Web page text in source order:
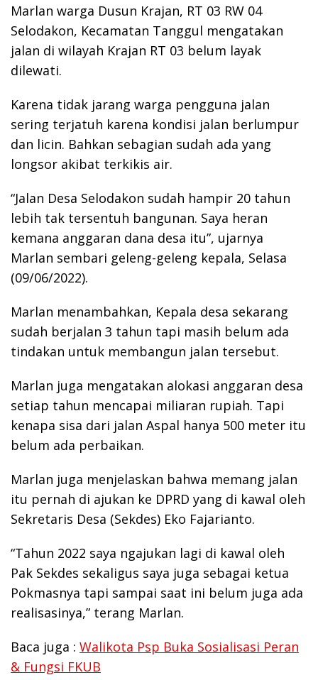
Marlan warga Dusun Krajan, RT 03 RW 04
Selodakon, Kecamatan Tanggul mengatakan
jalan di wilayah Krajan RT 03 belum layak
dilewati.
Karena tidak jarang warga pengguna jalan
sering terjatuh karena kondisi jalan berlumpur
dan licin. Bahkan sebagian sudah ada yang
longsor akibat terkikis air.
“Jalan Desa Selodakon sudah hampir 20 tahun
lebih tak tersentuh bangunan. Saya heran
kemana anggaran dana desa itu”, ujarnya
Marlan sembari geleng-geleng kepala, Selasa
(09/06/2022).
Marlan menambahkan, Kepala desa sekarang
sudah berjalan 3 tahun tapi masih belum ada
tindakan untuk membangun jalan tersebut.
Marlan juga mengatakan alokasi anggaran desa
setiap tahun mencapai miliaran rupiah. Tapi
kenapa sisa dari jalan Aspal hanya 500 meter itu
belum ada perbaikan.
Marlan juga menjelaskan bahwa memang jalan
itu pernah di ajukan ke DPRD yang di kawal oleh
Sekretaris Desa (Sekdes) Eko Fajarianto.
“Tahun 2022 saya ngajukan lagi di kawal oleh
Pak Sekdes sekaligus saya juga sebagai ketua
Pokmasnya tapi sampai saat ini belum juga ada
realisasinya,” terang Marlan.
Baca juga : Walikota Psp Buka Sosialisasi Peran
& Fungsi FKUB